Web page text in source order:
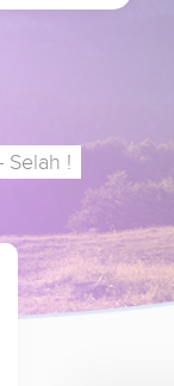
Selah !